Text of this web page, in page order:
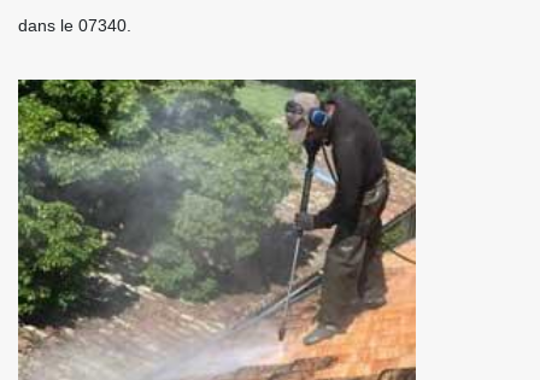
dans le 07340.